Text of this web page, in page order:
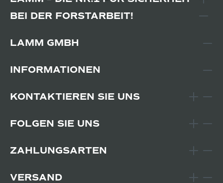
BEI DER FORSTARBEIT!
LAMM GMBH
INFORMATIONEN
KONTAKTIEREN SIE UNS
FOLGEN SIE UNS
ZAHLUNGSARTEN
VERSAND